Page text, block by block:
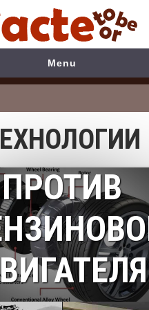
Menu
МОТОР-
КОЛЕСО
ПРОТИВ